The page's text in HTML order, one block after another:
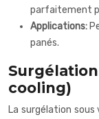
parfaitement
Applications:
panés.
cooling)
La surgélation sous